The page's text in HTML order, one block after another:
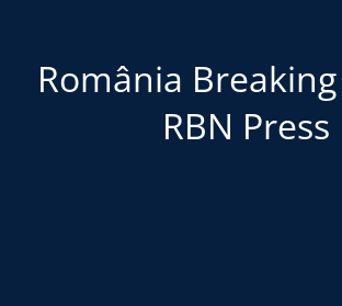
România
RBN Press